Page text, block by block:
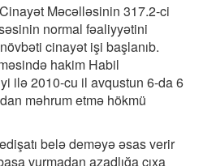
Məcəlləsinin 317.2-ci
normal fəaliyyətini
cinayət işi başlanıb.
hakim Habil
ilə 2010-cu il avqustun 6-da 6
məhrum etmə hökmü
belə deməyə əsas verir
vurmadan azadlığa çıxa